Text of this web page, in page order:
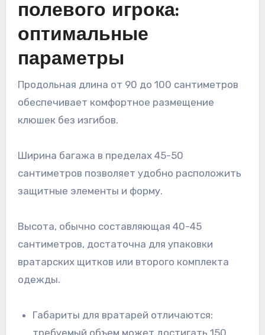
полевого игрока:
оптимальные
параметры
Продольная длина от 90 до 100 сантиметров
обеспечивает комфортное размещение
клюшек без изгибов.
Ширина багажа в пределах 45-50
сантиметров позволяет удобно расположить
защитные элементы и форму.
Высота, обычно составляющая 40-45
сантиметров, достаточна для упаковки
вратарских щитков или второго комплекта
одежды.
Габариты для вратарей отличаются: